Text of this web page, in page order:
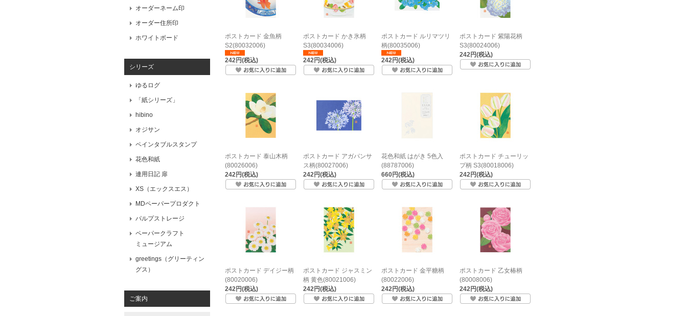
オーダーネーム印
オーダー住所印
ホワイトボード
シリーズ
ゆるログ
「紙シリーズ」
hibino
オジサン
ペインタブルスタンプ
花色和紙
連用日記 扉
XS（エックスエス）
MDペーパープロダクト
パルプストレージ
ペーパークラフト
ミュージアム
greetings（グリーティン
グス）
ご案内
ポストカード 金魚柄
S2(80032006)
242円(税込)
ポストカード かき氷柄
S3(80034006)
242円(税込)
ポストカード ルリマツリ
柄(80035006)
242円(税込)
ポストカード 紫陽花柄
S3(80024006)
242円(税込)
ポストカード 泰山木柄
(80026006)
242円(税込)
ポストカード アガパンサ
ス柄(80027006)
242円(税込)
花色和紙 はがき 5色入
(88787006)
660円(税込)
ポストカード チューリッ
プ柄 S3(80018006)
242円(税込)
ポストカード デイジー柄
(80020006)
242円(税込)
ポストカード ジャスミン
柄 黄色(80021006)
242円(税込)
ポストカード 金平糖柄
(80022006)
242円(税込)
ポストカード 乙女椿柄
(80008006)
242円(税込)